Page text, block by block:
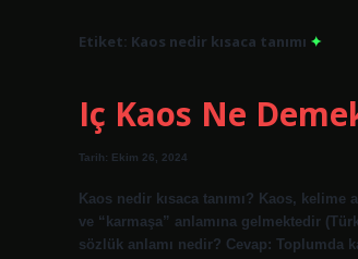
Etiket: Kaos nedir kısaca tanımı
Iç Kaos Ne
Tarih: Ekim 26, 2024
Kaos nedir kısaca tanımı? Kaos,
ve “karmaşa” anlamına gelmektedir
sözlük anlamı nedir? Cevap: Toplumda